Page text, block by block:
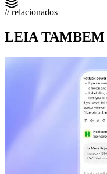
// relacionados
LEIA TAMBEM